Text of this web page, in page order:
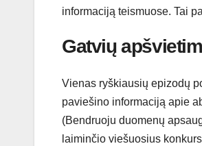
informaciją teismuose. Tai
Gatvių
Vienas ryškiausių epizodų
paviešino informaciją apie
(Bendruoju duomenų
laiminčio viešuosius